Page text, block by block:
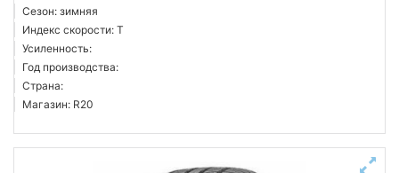
Сезон: зимняя
Индекс скорости: T
Усиленность:
Год производства:
Страна:
Магазин: R20